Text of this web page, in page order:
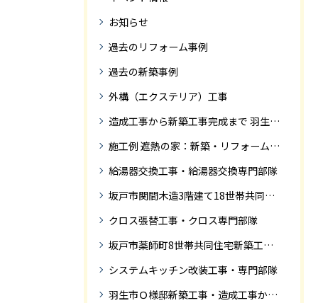
お知らせ
過去のリフォーム事例
過去の新築事例
外構（エクステリア）工事
造成工事から新築工事完成まで 羽生市Ｓ様邸新築工事・
施工例 遮熱の家：新築・リフォーム ドローンにて空撮
給湯器交換工事・給湯器交換専門部隊
坂戸市関間木造3階建て18世帯共同住宅の完成迄紹介
クロス張替工事・クロス専門部隊
坂戸市薬師町8世帯共同住宅新築工事完成迄の紹介です
システムキッチン改装工事・専門部隊
羽生市Ｏ様邸新築工事・造成工事から住宅完成までの紹介